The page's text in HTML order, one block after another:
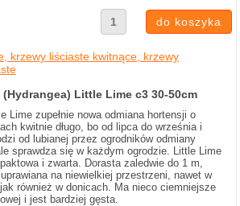
Little Lime c3 30-50cm
Lime zupełnie nowa odmiana hortensji o
kwitnie długo, bo od lipca do września i
od lubianej przez ogrodników odmiany
sprawdza się w każdym ogrodzie. Little Lime
i zwarta. Dorasta zaledwie do 1 m,
na niewielkiej przestrzeni, nawet w
również w donicach. Ma nieco ciemniejsze
i jest bardziej gęsta.